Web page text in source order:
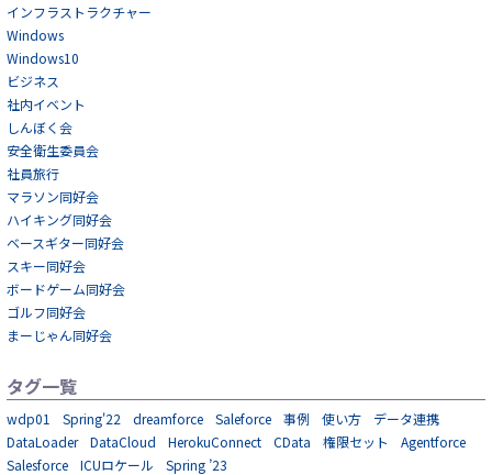
インフラストラクチャー
Windows
Windows10
ビジネス
社内イベント
しんぼく会
安全衛生委員会
社員旅行
マラソン同好会
ハイキング同好会
ベースギター同好会
スキー同好会
ボードゲーム同好会
ゴルフ同好会
まーじゃん同好会
タグ一覧
wdp01 Spring'22 dreamforce Saleforce 事例 使い方
データ連携
DataLoader
DataCloud HerokuConnect CData 権限セット
Agentforce
Salesforce
ICUロケール Spring ’23